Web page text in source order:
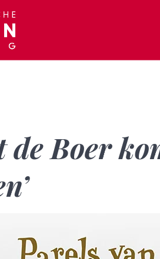
de Boer